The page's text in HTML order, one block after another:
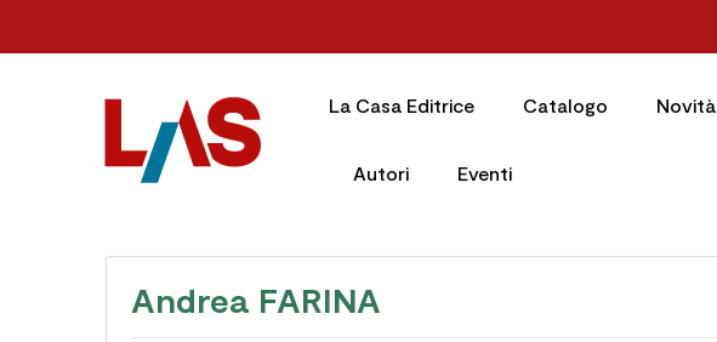
La Casa Editrice Catalogo Novità
Autori Eventi
Andrea FARINA